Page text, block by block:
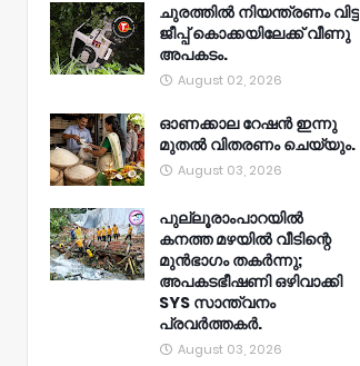
ചുരത്തിൽ നിയന്ത്രണം വിട്ട
ജീപ്പ് കൊക്കയിലേക്ക് വീണു
അപകടം.
August 02, 2026
ഓണക്കാല റേഷൻ ഇന്നു
മുതല്‍ വിതരണം ചെയ്യും.
August 03, 2026
പുല്ലൂരാംപാറയിൽ
കനത്ത മഴയിൽ വീടിന്റെ
മുൻഭാഗം തകർന്നു;
അപകടഭീഷണി ഒഴിവാക്കി
SYS സാന്ത്വനം
പ്രവർത്തകർ.
August 03, 2026